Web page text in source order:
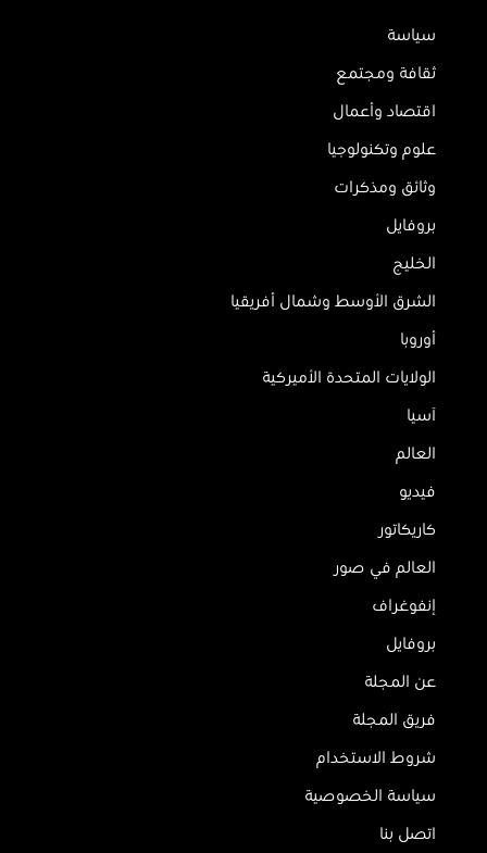
سياسة
ثقافة ومجتمع
اقتصاد وأعمال
علوم وتكنولوجيا
وثائق ومذكرات
بروفايل
الخليج
الشرق الأوسط وشمال أفريقيا
أوروبا
الولايات المتحدة الأميركية
آسيا
العالم
فيديو
كاريكاتور
العالم في صور
إنفوغراف
بروفايل
عن المجلة
فريق المجلة
شروط الاستخدام
سياسة الخصوصية
اتصل بنا